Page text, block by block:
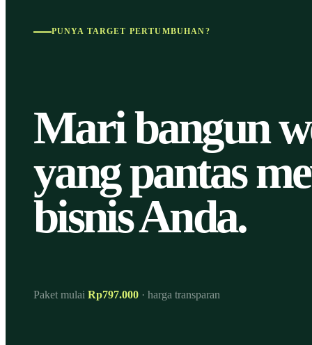
PUNYA TARGET PERTUMBUHAN?
Mari bangun
yang pantas
bisnis Anda.
Paket mulai Rp797.000 · harga transparan